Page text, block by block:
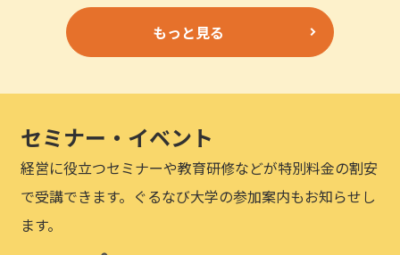
もっと見る
セミナー・イベント
経営に役立つセミナーや教育研修などが特別料金の割安
で受講できます。ぐるなび大学の参加案内もお知らせし
ます。